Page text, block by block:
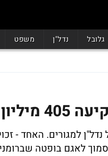
גלובל נדל"ן משפט
ברומניה
לאגם בופטה